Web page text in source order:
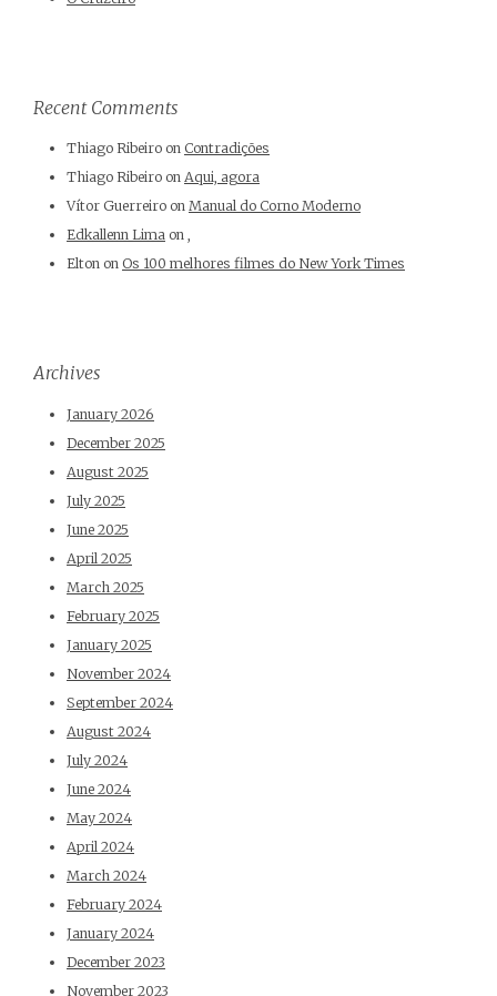
Recent Comments
Thiago Ribeiro on Contradições
Thiago Ribeiro on Aqui, agora
Vítor Guerreiro on Manual do Corno Moderno
Edkallenn Lima on ,
Elton on Os 100 melhores filmes do New York Times
Archives
January 2026
December 2025
August 2025
July 2025
June 2025
April 2025
March 2025
February 2025
January 2025
November 2024
September 2024
August 2024
July 2024
June 2024
May 2024
April 2024
March 2024
February 2024
January 2024
December 2023
November 2023